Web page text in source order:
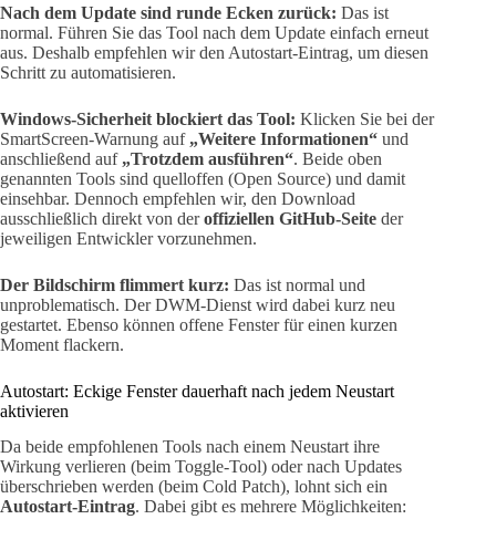
Nach dem Update sind runde Ecken zurück: Das ist
normal. Führen Sie das Tool nach dem Update einfach erneut
aus. Deshalb empfehlen wir den Autostart-Eintrag, um diesen
Schritt zu automatisieren.
Windows-Sicherheit blockiert das Tool: Klicken Sie bei der
SmartScreen-Warnung auf „Weitere Informationen“ und
anschließend auf „Trotzdem ausführen“. Beide oben
genannten Tools sind quelloffen (Open Source) und damit
einsehbar. Dennoch empfehlen wir, den Download
ausschließlich direkt von deroffiziellen GitHub-Seite der
jeweiligen Entwickler vorzunehmen.
Der Bildschirm flimmert kurz: Das ist normal und
unproblematisch. Der DWM-Dienst wird dabei kurz neu
gestartet. Ebenso können offene Fenster für einen kurzen
Moment flackern.
Autostart: Eckige Fenster dauerhaft nach jedem Neustart
aktivieren
Da beide empfohlenen Tools nach einem Neustart ihre
Wirkung verlieren (beim Toggle-Tool) oder nach Updates
überschrieben werden (beim Cold Patch), lohnt sich ein
Autostart-Eintrag. Dabei gibt es mehrere Möglichkeiten: